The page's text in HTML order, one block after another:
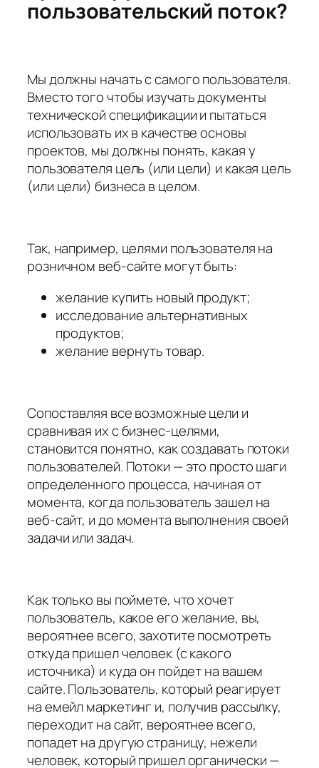
пользовательский поток?
Мы должны начать с самого пользователя.
Вместо того чтобы изучать документы
технической спецификации и пытаться
использовать их в качестве основы
проектов, мы должны понять, какая у
пользователя цель (или цели) и какая цель
(или цели) бизнеса в целом.
Так, например, целями пользователя на
розничном веб-сайте могут быть:
желание купить новый продукт;
исследование альтернативных
продуктов;
желание вернуть товар.
Сопоставляя все возможные цели и
сравнивая их с бизнес-целями,
становится понятно, как создавать потоки
пользователей. Потоки — это просто шаги
определенного процесса, начиная от
момента, когда пользователь зашел на
веб-сайт, и до момента выполнения своей
задачи или задач.
Как только вы поймете, что хочет
пользователь, какое его желание, вы,
вероятнее всего, захотите посмотреть
откуда пришел человек (с какого
источника) и куда он пойдет на вашем
сайте. Пользователь, который реагирует
на емейл маркетинг и, получив рассылку,
переходит на сайт, вероятнее всего,
попадет на другую страницу, нежели
человек, который пришел органически —